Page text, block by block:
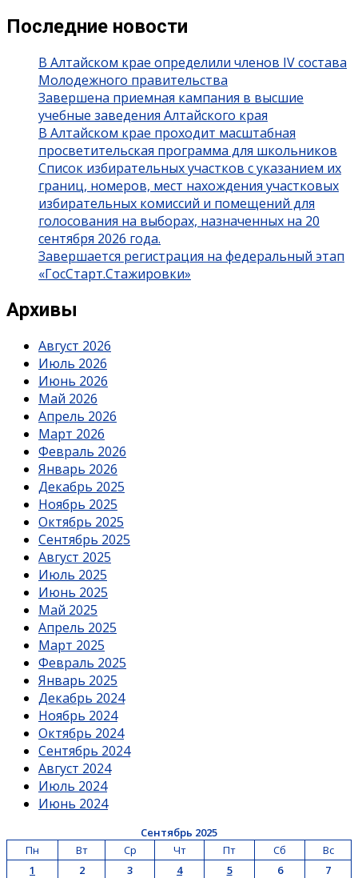
Последние новости
В Алтайском крае определили членов IV состава
Молодежного правительства
Завершена приемная кампания в высшие
учебные заведения Алтайского края
В Алтайском крае проходит масштабная
просветительская программа для школьников
Список избирательных участков с указанием их
границ, номеров, мест нахождения участковых
избирательных комиссий и помещений для
голосования на выборах, назначенных на 20
сентября 2026 года.
Завершается регистрация на федеральный этап
«ГосСтарт.Стажировки»
Архивы
Август 2026
Июль 2026
Июнь 2026
Май 2026
Апрель 2026
Март 2026
Февраль 2026
Январь 2026
Декабрь 2025
Ноябрь 2025
Октябрь 2025
Сентябрь 2025
Август 2025
Июль 2025
Июнь 2025
Май 2025
Апрель 2025
Март 2025
Февраль 2025
Январь 2025
Декабрь 2024
Ноябрь 2024
Октябрь 2024
Сентябрь 2024
Август 2024
Июль 2024
Июнь 2024
Сентябрь 2025
Пн
Вт Ср Чт Пт Сб
Вс
1
2 3 4 5 6 7